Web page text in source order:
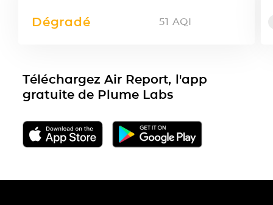
Dégradé 51 AQI
Téléchargez Air Report, l'app
gratuite de Plume Labs